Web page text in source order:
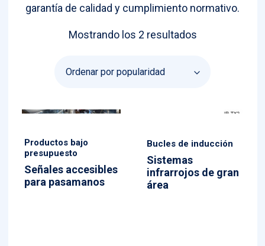
garantía de calidad y cumplimiento normativo.
Mostrando los 2 resultadosOrdenado
Productos bajo
presupuesto
Señales accesibles
para pasamanos
Bucles de inducción
Sistemas
infrarrojos de gran
área